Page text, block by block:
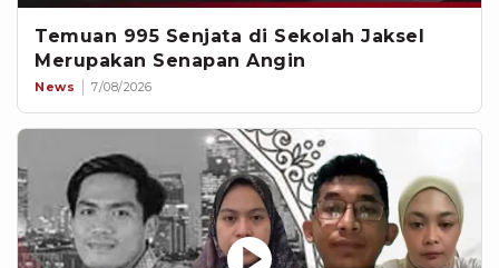
Temuan 995 Senjata di Sekolah Jaksel
Merupakan Senapan Angin
News 7/08/2026